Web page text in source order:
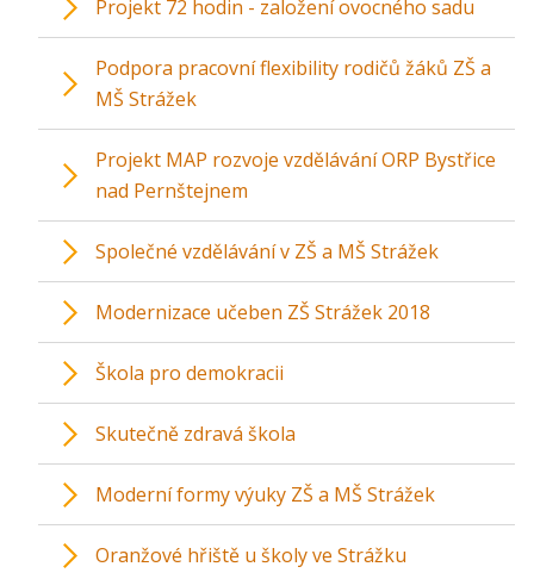
Projekt 72 hodin - založení ovocného sadu
Podpora pracovní flexibility rodičů žáků ZŠ a
MŠ Strážek
Projekt MAP rozvoje vzdělávání ORP Bystřice
nad Pernštejnem
Společné vzdělávání v ZŠ a MŠ Strážek
Modernizace učeben ZŠ Strážek 2018
Škola pro demokracii
Skutečně zdravá škola
Moderní formy výuky ZŠ a MŠ Strážek
Oranžové hřiště u školy ve Strážku